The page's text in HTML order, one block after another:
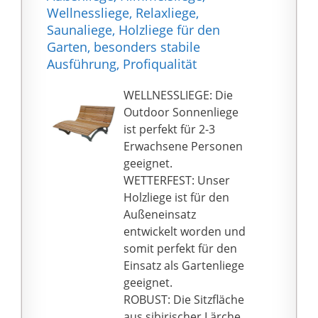
einstellen.
GEMÜTLICH RELAXEN:
Machen Sie es sich
auch an kalten Tagen
mit der bequemen
Relaxliege gemütlich.
Die einmalige
Holzmaserung sorgt,
auch an ungemütlichen
Tagen, für eine wohlige
Atmosphäre, sogar in
Ihrem Wohnzimmer
oder im SPA-Bereich.
verstärkt und in einem
Stück gefertigt (bis 200
kg belastbar),
handgeflochtenes
Kunstrattan, wetterfest
und resistent gegen
UV-Licht, Chlor- und
Salzwasser
Rattanliege ganzjährig
100{da10eff2ae17231e7
b750ea9942c62d950410
7d31279aa1407a25d62
3d200e59} Outdoor
tauglich: Rostfreie Alu-
Konstruktion
(pulverbeschichtet),
Edelstahl Schrauben u.
Unterlegscheiben,
Bezüge
Wellnessliege, Relaxliege,
Saunaliege, Holzliege für den
Garten, besonders stabile
Ausführung, Profiqualität
WELLNESSLIEGE: Die
Outdoor Sonnenliege
ist perfekt für 2-3
Erwachsene Personen
geeignet.
WETTERFEST: Unser
Holzliege ist für den
Außeneinsatz
entwickelt worden und
somit perfekt für den
Einsatz als Gartenliege
geeignet.
ROBUST: Die Sitzfläche